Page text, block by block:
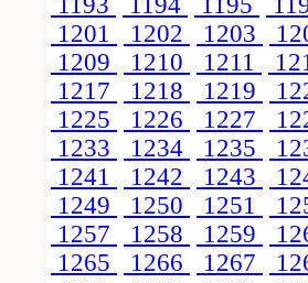
1201
1202 1203
1209
1210 1211
1217
1218 1219
1225
1226 1227
1233
1234 1235
1241
1242 1243
1249
1250 1251
1257
1258 1259
1265
1266 1267